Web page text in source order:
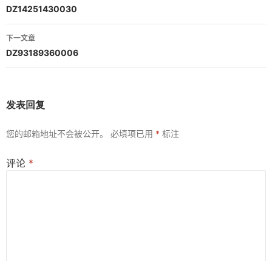
章
导
航
DZ14251430030
下一文章
DZ93189360006
发表回复
您的邮箱地址不会被公开。 必填项已用 * 标注
评论 *